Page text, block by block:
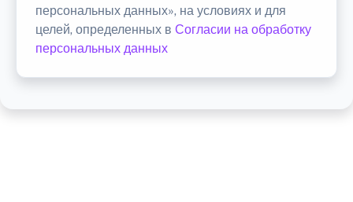
персональных данных», на условиях и для
целей, определенных в Согласии на обработку
персональных данных